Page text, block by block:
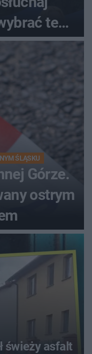
ten
ŚLĄSKU
Górze.
ostrym
świeży asfalt